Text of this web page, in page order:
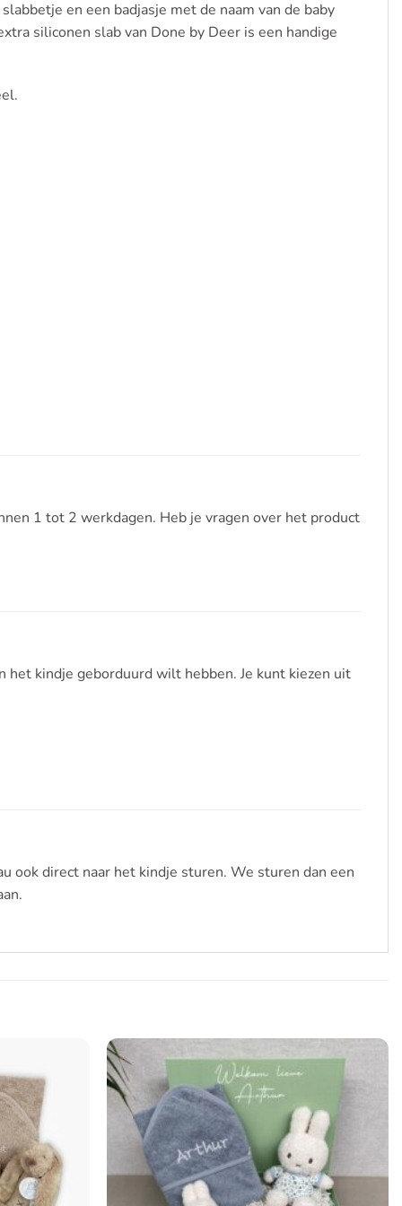
en een badjasje met de naam van de baby
siliconen slab van Done by Deer is een handige
1 tot 2 werkdagen. Heb je vragen over het product
het kindje geborduurd wilt hebben. Je kunt kiezen uit
ook direct naar het kindje sturen. We sturen dan een
Toevoegen
aan
verlanglijst
verlanglijst